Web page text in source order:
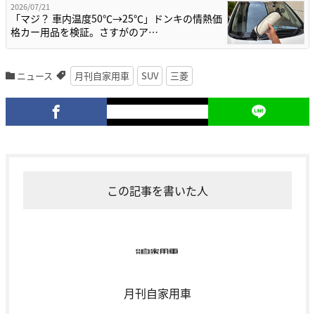
2026/07/21
「マジ？ 車内温度50℃→25℃」ドンキの情熱価
格カー用品を検証。さすがのア…
ニュース 月刊自家用車 SUV 三菱
この記事を書いた人
月刊自家用車